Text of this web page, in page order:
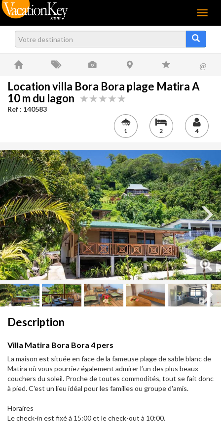
Menu
@
Location villa Bora Bora plage Matira A
10 m du lagon
Ref : 140583
1 2 4
Next
Description
Villa Matira Bora Bora 4 pers
La maison est située en face de la fameuse plage de sable blanc de
Matira où vous pourriez également admirer l’un des plus beaux
couchers du soleil. Proche de toutes commodités, tout se fait donc
à pied. C'est un lieu idéal pour les familles ou groupe d'amis.
Horaires
Le check-in est fixé à 15:00 et le check-out à 10:00.